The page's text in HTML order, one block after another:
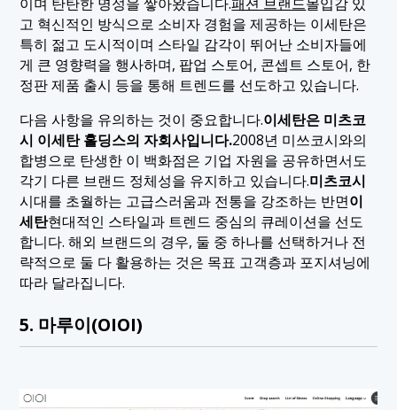
고 혁신적인 방식으로 소비자 경험을 제공하는 이세탄은
특히 젊고 도시적이며 스타일 감각이 뛰어난 소비자들에
게 큰 영향력을 행사하며, 팝업 스토어, 콘셉트 스토어, 한
정판 제품 출시 등을 통해 트렌드를 선도하고 있습니다.
다음 사항을 유의하는 것이 중요합니다.이세탄은 미츠코
시 이세탄 홀딩스의 자회사입니다.2008년 미쓰코시와의
합병으로 탄생한 이 백화점은 기업 자원을 공유하면서도
각기 다른 브랜드 정체성을 유지하고 있습니다.미츠코시
시대를 초월하는 고급스러움과 전통을 강조하는 반면이
세탄현대적인 스타일과 트렌드 중심의 큐레이션을 선도
합니다. 해외 브랜드의 경우, 둘 중 하나를 선택하거나 전
략적으로 둘 다 활용하는 것은 목표 고객층과 포지셔닝에
따라 달라집니다.
5. 마루이(OIOI)